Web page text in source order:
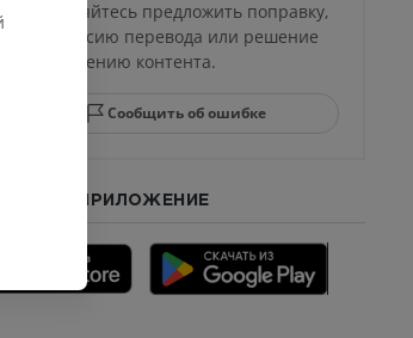
Не стесняйтесь предложить поправку,
свою версию перевода или решение
по улучшению контента.
Сообщить об ошибке
ПРИЛОЖЕНИЕ